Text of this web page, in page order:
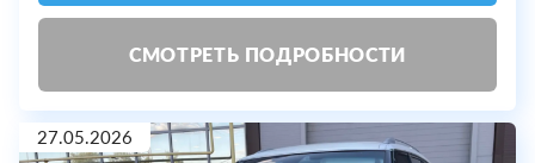
СМОТРЕТЬ ПОДРОБНОСТИ
27.05.2026